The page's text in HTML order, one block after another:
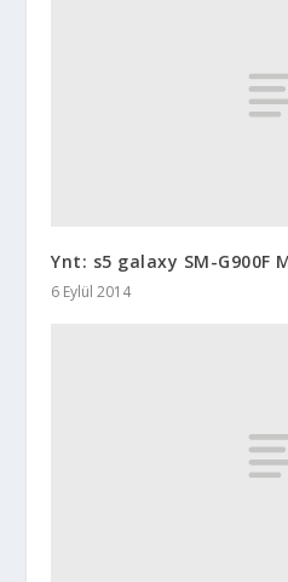
Ynt: s5 galaxy SM-G900F
6 Eylül 2014